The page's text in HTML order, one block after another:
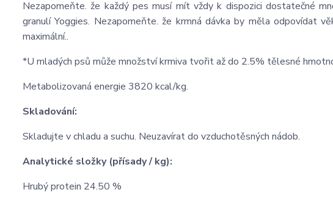
Nezapomeňte. že každý pes musí mít vždy k dispozici dostatečné
granulí Yoggies. Nezapomeňte. že krmná dávka by měla odpovídat
maximální..
*U mladých psů může množství krmiva tvořit až do 2.5% tělesné
Metabolizovaná energie 3820 kcal/kg.
Skladování:
Skladujte v chladu a suchu. Neuzavírat do vzduchotěsných nádob.
Analytické složky (přísady / kg):
Hrubý protein 24.50 %